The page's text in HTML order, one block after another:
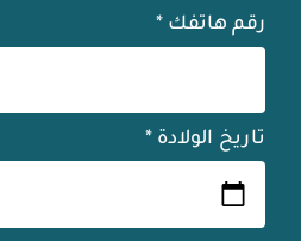
رقم هاتفك *
تاريخ الولادة *